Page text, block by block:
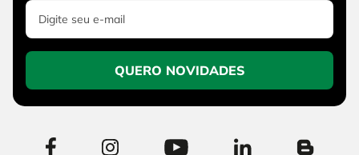
QUERO NOVIDADES